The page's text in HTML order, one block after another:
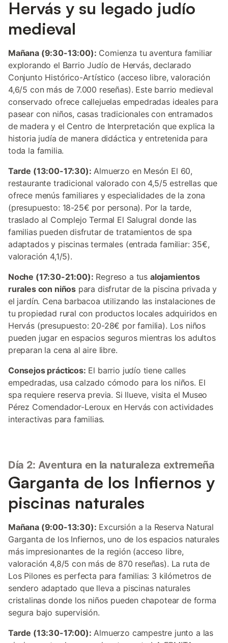
Hervás y su legado judío
medieval
Mañana (9:30-13:00): Comienza tu aventura familiar
explorando el Barrio Judío de Hervás, declarado
Conjunto Histórico-Artístico (acceso libre, valoración
4,6/5 con más de 7.000 reseñas). Este barrio medieval
conservado ofrece callejuelas empedradas ideales para
pasear con niños, casas tradicionales con entramados
de madera y el Centro de Interpretación que explica la
historia judía de manera didáctica y entretenida para
toda la familia.
Tarde (13:00-17:30): Almuerzo en Mesón El 60,
restaurante tradicional valorado con 4,5/5 estrellas que
ofrece menús familiares y especialidades de la zona
(presupuesto: 18-25€ por persona). Por la tarde,
traslado al Complejo Termal El Salugral donde las
familias pueden disfrutar de tratamientos de spa
adaptados y piscinas termales (entrada familiar: 35€,
valoración 4,1/5).
Noche (17:30-21:00): Regreso a tus alojamientos
rurales con niños para disfrutar de la piscina privada y
el jardín. Cena barbacoa utilizando las instalaciones de
tu propiedad rural con productos locales adquiridos en
Hervás (presupuesto: 20-28€ por familia). Los niños
pueden jugar en espacios seguros mientras los adultos
preparan la cena al aire libre.
Consejos prácticos: El barrio judío tiene calles
empedradas, usa calzado cómodo para los niños. El
spa requiere reserva previa. Si llueve, visita el Museo
Pérez Comendador-Leroux en Hervás con actividades
interactivas para familias.
Día 2: Aventura en la naturaleza extremeña
Garganta de los Infiernos y
piscinas naturales
Mañana (9:00-13:30): Excursión a la Reserva Natural
Garganta de los Infiernos, uno de los espacios naturales
más impresionantes de la región (acceso libre,
valoración 4,8/5 con más de 870 reseñas). La ruta de
Los Pilones es perfecta para familias: 3 kilómetros de
sendero adaptado que lleva a piscinas naturales
cristalinas donde los niños pueden chapotear de forma
segura bajo supervisión.
Tarde (13:30-17:00): Almuerzo campestre junto a las